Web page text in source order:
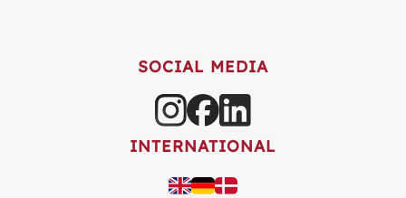
SOCIAL MEDIA
INTERNATIONAL